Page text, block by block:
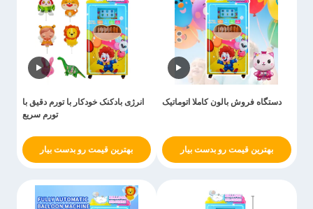
دستگاه فروش بالون کاملا اتوماتیک
بهترین قیمت رو بدست بیار
انرژی بادکنک خودکار با تورم دقیق با
تورم سریع
بهترین قیمت رو بدست بیار